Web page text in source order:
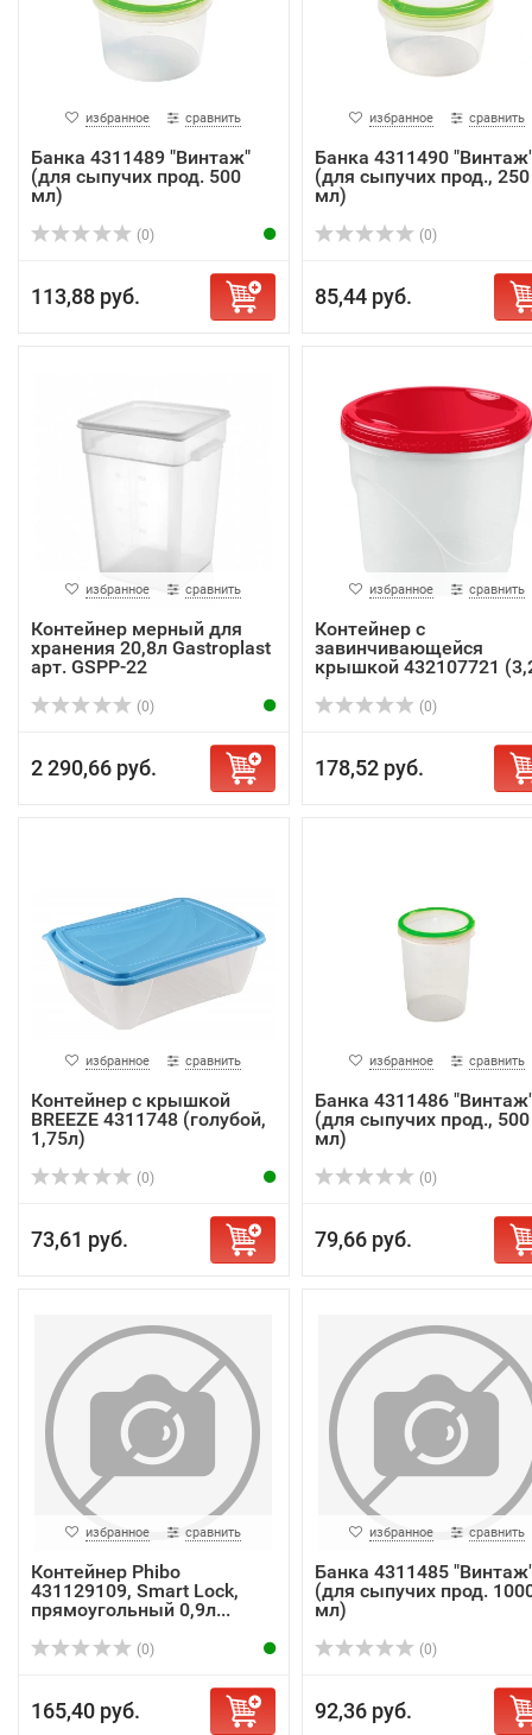
избранное сравнить
Банка 4311489 "Винтаж"
(для сыпучих прод. 500
мл)
(0)
113,88 руб.
избранное сравнить
Банка 4311490
(для сыпучих прод., 250
мл)
(0)
85,44 руб.
избранное сравнить
Контейнер мерный для
хранения 20,8л Gastroplast
арт. GSPP-22
(0)
2 290,66 руб.
избранное сравнить
Контейнер с
завинчивающейся
крышкой 432107721
л)
(0)
178,52 руб.
избранное сравнить
Контейнер с крышкой
BREEZE 4311748 (голубой,
1,75л)
(0)
73,61 руб.
избранное сравнить
Банка 4311486
(для сыпучих прод., 500
мл)
(0)
79,66 руб.
избранное сравнить
Контейнер Phibo
431129109, Smart Lock,
прямоугольный 0,9л...
(0)
165,40 руб.
избранное сравнить
Банка 4311485
(для сыпучих прод.
мл)
(0)
92,36 руб.